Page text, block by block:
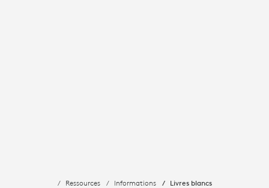
Ressources Informations Livres blancs